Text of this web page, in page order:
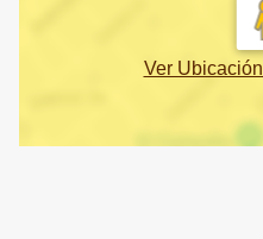
Ver Ubicación